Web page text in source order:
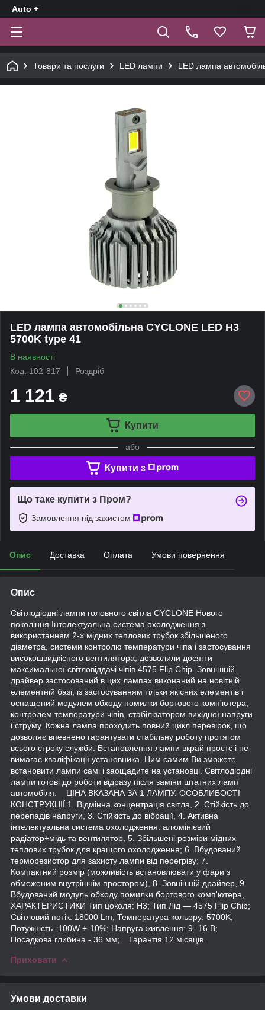
Auto +
Товари та послуги LED лампи LED лампа
LED лампа автомобільна CYCLONE LED H3
5700K type 41
В наявності
Код: 102-817
Роздріб
1 121 ₴
Купити
або
Купити з
Що таке купити з Пром?
Замовлення під захистом
Опис Доставка Оплата Умови повернення
Опис
Світлодіодні лампи головного світла CYCLONE Нового
покоління Інтелектуальна система охолодження з
використанням 2-х мідних теплових трубок збільшеного
діаметра, системи контролю температури чіпа і застосування
високошвидкісного вентилятора, дозволили досягти
максимальної світловіддачі чіпів 4575 Flip Chip. Зовнішній
драйвер застосований в цих лампах виконаний на новітній
елементній базі, із застосуванням тільки якісних елементів і
оснащений модулем обходу помилки бортового комп'ютера,
контролем температури чіпів, стабілізатором вихідної напруги
і струму. Кожна лампа проходить повний цикл перевірок, що
дозволяє впевнено гарантувати стабільну роботу протягом
всього строку служби. Встановлення лампи вкрай простє і не
вимагає кваліфікації установника. Цим самим Ви зможете
встановити лампи самі і заощадите на установці. Світлодіодні
лампи готові до роботи відразу після заміни штатних ламп
автомобіля. ЦІНА ВКАЗАНА ЗА 1 ЛАМПУ. ОСОБЛИВОСТІ
КОНСТРУКЦІЇ 1. Відмінна концентрація світла, 2. Стійкість до
перепадів напруги, 3. Стійкість до вібрації, 4. Активна
інтелектуальна система охолодження: алюмінієвий
радіатор+мідь та вентилятор, 5. Збільшені розміри мідних
теплових трубок для кращого охолодження; 6. Вбудований
терморезистор для захисту лампи від перегріву; 7.
Компактний розмір (можливість встановлювати у фари з
обмеженим внутрішнім простором), 8. Зовнішній драйвер, 9.
Вбудований модуль обходу помилки бортового комп'ютера,
ХАРАКТЕРИСТИКИ Тип цоколя: H3; Тип Лід — 4575 Flip Chip;
Світловий потік: 18000 Lm; Температура кольору: 5700K;
Потужність -100W +-10%; Напруга живлення: 9- 16 В;
Посадкова глибина - 36 мм; Гарантія 12 місяців.
Приховати
Умови доставки